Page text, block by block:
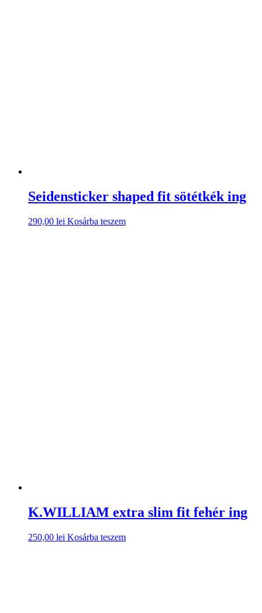
Seidensticker shaped fit sötétkék ing
290,00 lei Kosárba teszem
K.WILLIAM extra slim fit fehér ing
250,00 lei Kosárba teszem